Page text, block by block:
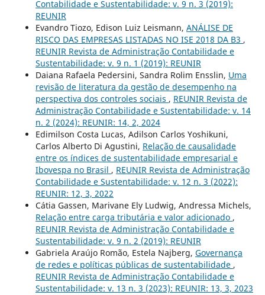
Contabilidade e Sustentabilidade: v. 9 n. 3 (2019):
REUNIR
Evandro Tiozo, Edison Luiz Leismann, ANÁLISE DE
RISCO DAS EMPRESAS LISTADAS NO ISE 2018 DA B3 ,
REUNIR Revista de Administração Contabilidade e
Sustentabilidade: v. 9 n. 1 (2019): REUNIR
Daiana Rafaela Pedersini, Sandra Rolim Ensslin, Uma
revisão de literatura da gestão de desempenho na
perspectiva dos controles sociais , REUNIR Revista de
Administração Contabilidade e Sustentabilidade: v. 14
n. 2 (2024): REUNIR: 14, 2, 2024
Edimilson Costa Lucas, Adilson Carlos Yoshikuni,
Carlos Alberto Di Agustini, Relação de causalidade
entre os índices de sustentabilidade empresarial e
Ibovespa no Brasil , REUNIR Revista de Administração
Contabilidade e Sustentabilidade: v. 12 n. 3 (2022):
REUNIR: 12, 3, 2022
Cátia Gassen, Marivane Ely Ludwig, Andressa Michels,
Relação entre carga tributária e valor adicionado ,
REUNIR Revista de Administração Contabilidade e
Sustentabilidade: v. 9 n. 2 (2019): REUNIR
Gabriela Araújo Romão, Estela Najberg, Governança
de redes e políticas públicas de sustentabilidade ,
REUNIR Revista de Administração Contabilidade e
Sustentabilidade: v. 13 n. 3 (2023): REUNIR: 13, 3, 2023